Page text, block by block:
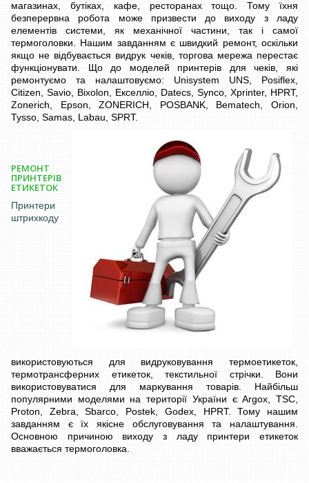
магазинах, бутіках, кафе, ресторанах тощо. Тому їхня
безперервна робота може призвести до виходу з ладу
елементів системи, як механічної частини, так і самої
термоголовки. Нашим завданням є швидкий ремонт, оскільки
якщо не відбувається видрук чеків, торгова мережа перестає
функціонувати. Що до моделей принтерів для чеків, які
ремонтуємо та налаштовуємо: Unisystem UNS, Posiflex,
Citizen, Savio, Bixolon, Екселліо, Datecs, Synco, Xprinter, HPRT,
Zonerich, Epson, ZONERICH, POSBANK, Bematech, Orion,
Tysso, Samas, Labau, SPRT.
РЕМОНТ
ПРИНТЕРІВ
ЕТИКЕТОК
Принтери
штрихкоду
використовуються для видруковування термоетикеток,
термотрансферних етикеток, текстильної стрічки. Вони
використовуватися для маркування товарів. Найбільш
популярними моделями на території України є Argox, TSC,
Proton, Zebra, Sbarco, Postek, Godex, HPRT. Тому нашим
завданням є їх якісне обслуговування та налаштування.
Основною причиною виходу з ладу принтери етикеток
вважається термоголовка.